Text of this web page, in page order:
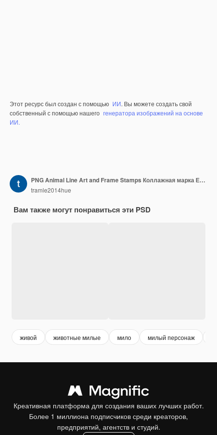
Этот ресурс был создан с помощью ИИ. Вы можете создать свой
собственный с помощью нашего генератора изображений на основе
ИИ.
PNG Animal Line Art and Frame Stamps Коллажная марка Естественный эскиз для иллюстрации персонажей
tramle2014hue
Вам также могут понравиться эти PSD
живой животные милые мило милый персонаж
Креативная платформа для создания ваших лучших работ.
Более 1 миллиона подписчиков среди креаторов,
предприятий, агентств и студий.